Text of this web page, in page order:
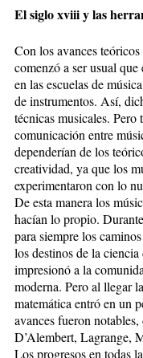
El siglo xviii y las
Con los avances
comenzó a ser usual
en las escuelas de
de instrumentos. Así,
técnicas musicales. Pero
comunicación entre
dependerían de los
creatividad, ya que los
experimentaron con lo
De esta manera los
hacían lo propio.
para siempre los
los destinos de la
impresionó a la
moderna. Pero al llegar
matemática entró en un
avances fueron
D’Alembert, Lagrange,
Los progresos en todas